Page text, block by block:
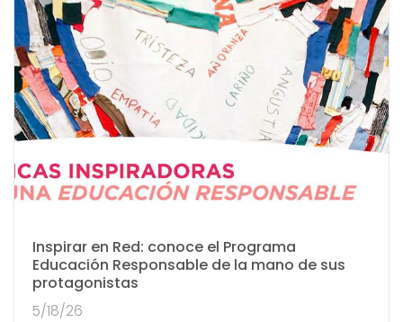
Inspirar en Red: conoce el Programa
Educación Responsable de la mano de sus
protagonistas
5/18/26